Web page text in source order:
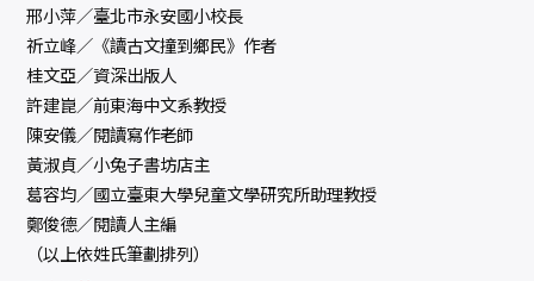
邢小萍／臺北市永安國小校長
祈立峰／《讀古文撞到鄉民》作者
桂文亞／資深出版人
許建崑／前東海中文系教授
陳安儀／閱讀寫作老師
黃淑貞／小兔子書坊店主
葛容均／國立臺東大學兒童文學研究所助理教授
鄭俊德／閱讀人主編
（以上依姓氏筆劃排列）